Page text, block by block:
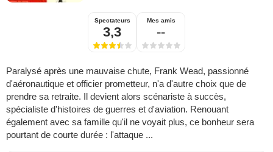
Spectateurs
3,3
Mes amis
--
Paralysé après une mauvaise chute, Frank Wead, passionné
d'aéronautique et officier prometteur, n'a d'autre choix que de
prendre sa retraite. Il devient alors scénariste à succès,
spécialiste d'histoires de guerres et d'aviation. Renouant
également avec sa famille qu'il ne voyait plus, ce bonheur sera
pourtant de courte durée : l'attaque ...